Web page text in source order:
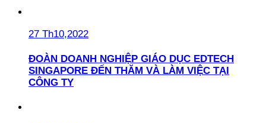
27 Th10,2022
ĐOÀN DOANH NGHIỆP GIÁO DỤC EDTECH
SINGAPORE ĐẾN THĂM VÀ LÀM VIỆC TẠI
CÔNG TY